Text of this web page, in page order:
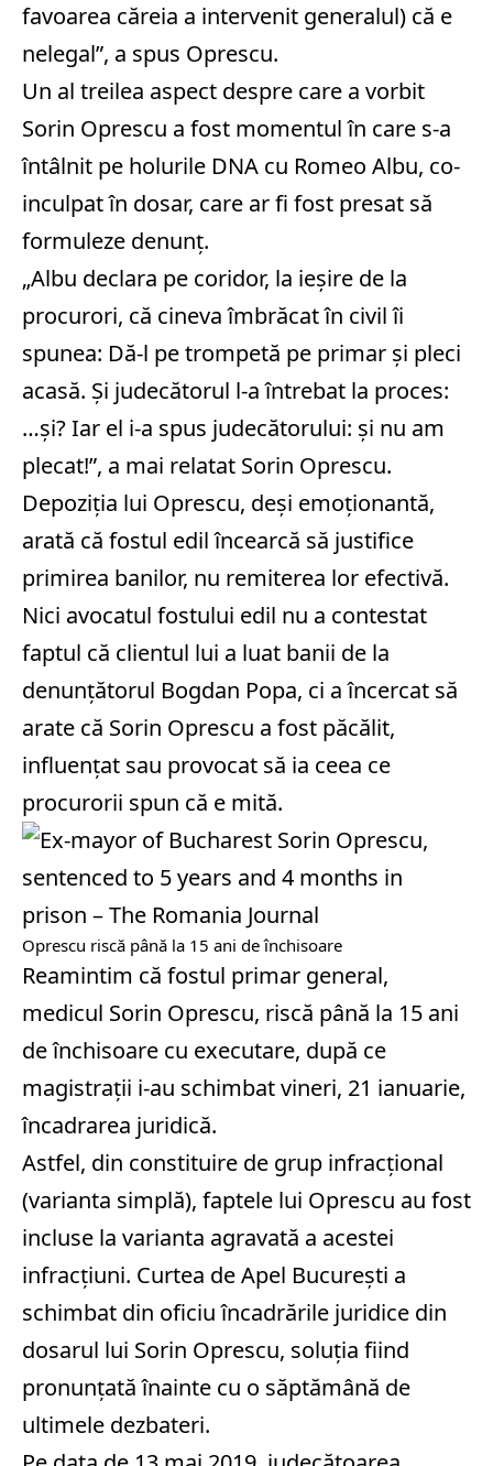
favoarea căreia a intervenit generalul) că e
nelegal”, a spus Oprescu.
Un al treilea aspect despre care a vorbit
Sorin Oprescu a fost momentul în care s-a
întâlnit pe holurile DNA cu Romeo Albu, co-
inculpat în dosar, care ar fi fost presat să
formuleze denunț.
„Albu declara pe coridor, la ieșire de la
procurori, că cineva îmbrăcat în civil îi
spunea: Dă-l pe trompetă pe primar și pleci
acasă. Și judecătorul l-a întrebat la proces:
…și? Iar el i-a spus judecătorului: și nu am
plecat!”, a mai relatat Sorin Oprescu.
Depoziția lui Oprescu, deși emoționantă,
arată că fostul edil încearcă să justifice
primirea banilor, nu remiterea lor efectivă.
Nici avocatul fostului edil nu a contestat
faptul că clientul lui a luat banii de la
denunțătorul Bogdan Popa, ci a încercat să
arate că Sorin Oprescu a fost păcălit,
influențat sau provocat să ia ceea ce
procurorii spun că e mită.
Oprescu riscă până la 15 ani de închisoare
Reamintim că fostul primar general,
medicul Sorin Oprescu, riscă până la 15 ani
de închisoare cu executare, după ce
magistrații i-au schimbat vineri, 21 ianuarie,
încadrarea juridică.
Astfel, din constituire de grup infracțional
(varianta simplă), faptele lui Oprescu au fost
incluse la varianta agravată a acestei
infracțiuni. Curtea de Apel București a
schimbat din oficiu încadrările juridice din
dosarul lui Sorin Oprescu, soluția fiind
pronunțată înainte cu o săptămână de
ultimele dezbateri.